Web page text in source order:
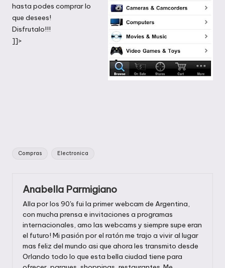
hasta podes comprar lo
que desees!
Disfrutalo!!!
]]>
Etiquetas:
Compras Electronica
Anabella Parmigiano
Alla por los 90's fui la primer webcam de Argentina,
con mucha prensa e invitaciones a programas
internacionales, amo las webcams y siempre supe eran
el futuro! Mi pasión por el ratón me trajo a vivir al lugar
mas feliz del mundo asi que ahora les transmito desde
Orlando todo lo que esta bella ciudad tiene para